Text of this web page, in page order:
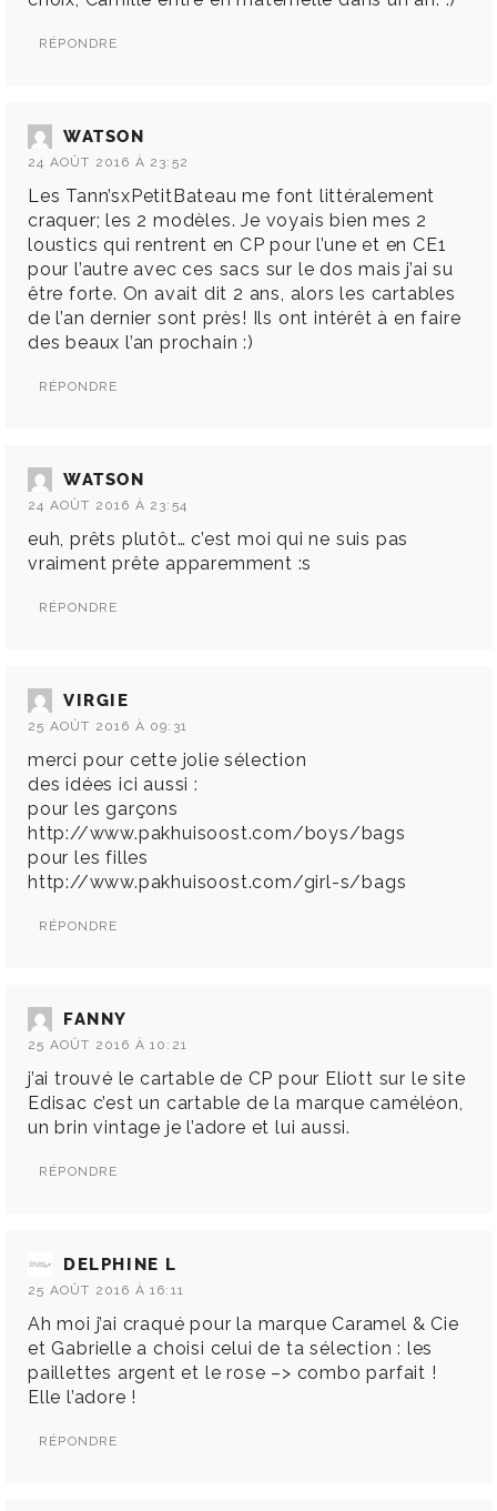
RÉPONDRE
WATSON
24 AOÛT 2016 À 23:52
Les Tann’sxPetitBateau me font littéralement
craquer; les 2 modèles. Je voyais bien mes 2
loustics qui rentrent en CP pour l’une et en CE1
pour l’autre avec ces sacs sur le dos mais j’ai su
être forte. On avait dit 2 ans, alors les cartables
de l’an dernier sont près! Ils ont intérêt à en faire
des beaux l’an prochain :)
RÉPONDRE
WATSON
24 AOÛT 2016 À 23:54
euh, prêts plutôt… c’est moi qui ne suis pas
vraiment prête apparemment :s
RÉPONDRE
VIRGIE
25 AOÛT 2016 À 09:31
merci pour cette jolie sélection
des idées ici aussi :
pour les garçons
http://www.pakhuisoost.com/boys/bags
pour les filles
http://www.pakhuisoost.com/girl-s/bags
RÉPONDRE
FANNY
25 AOÛT 2016 À 10:21
j’ai trouvé le cartable de CP pour Eliott sur le site
Edisac c’est un cartable de la marque caméléon,
un brin vintage je l’adore et lui aussi.
RÉPONDRE
DELPHINE L
25 AOÛT 2016 À 16:11
Ah moi j’ai craqué pour la marque Caramel & Cie
et Gabrielle a choisi celui de ta sélection : les
paillettes argent et le rose –> combo parfait !
Elle l’adore !
RÉPONDRE